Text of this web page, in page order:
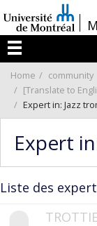
au
contenu
/
Menu
Home
community
[Translate to
Expert in: Jazz
Expert
Liste des